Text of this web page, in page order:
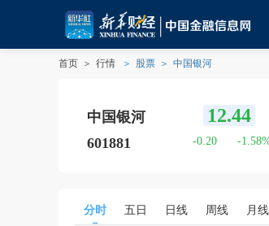
首页 ＞ 行情 ＞ 股票 ＞ 中国银河
中国银河
中国银河
601881
12.44
-0.20 -1.58
分时 五日 日线 周线 月线